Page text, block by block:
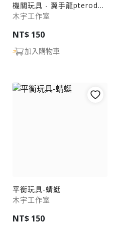
機關玩具 - 翼手龍pterodactyl
木宇工作室
NT$ 150
加入購物車
平衡玩具-蜻蜓
木宇工作室
NT$ 150